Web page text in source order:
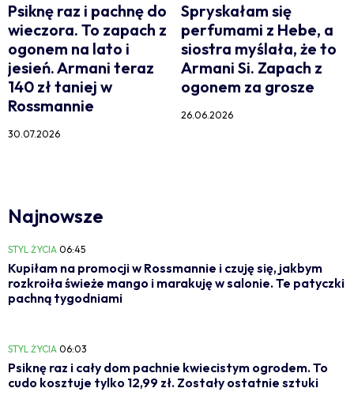
Psiknę raz i pachnę do
wieczora. To zapach z
ogonem na lato i
jesień. Armani teraz
140 zł taniej w
Rossmannie
30.07.2026
Spryskałam się
perfumami z Hebe, a
siostra myślała, że to
Armani Si. Zapach z
ogonem za grosze
26.06.2026
Najnowsze
STYL ŻYCIA 06:45
Kupiłam na promocji w Rossmannie i czuję się, jakbym
rozkroiła świeże mango i marakuję w salonie. Te patyczki
pachną tygodniami
STYL ŻYCIA 06:03
Psiknę raz i cały dom pachnie kwiecistym ogrodem. To
cudo kosztuje tylko 12,99 zł. Zostały ostatnie sztuki